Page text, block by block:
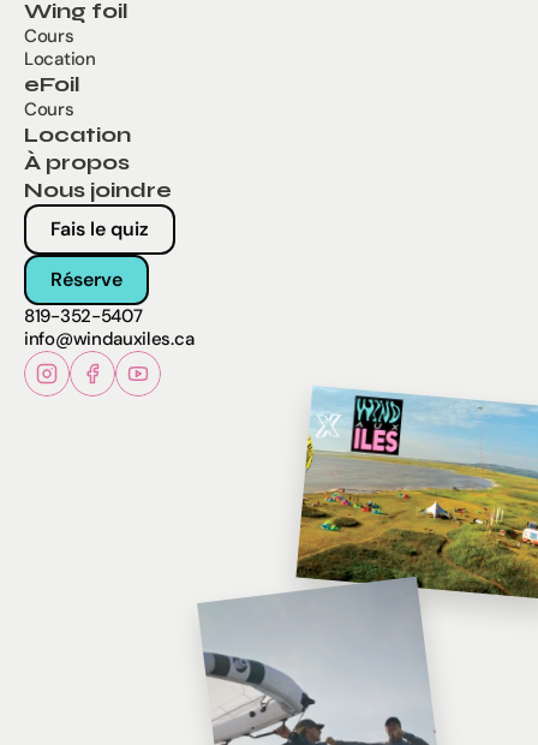
Wing foil
Cours
Location
eFoil
Cours
Location
À propos
Nous joindre
Fais le quiz
Réserve
819-352-5407
info@windauxiles.ca